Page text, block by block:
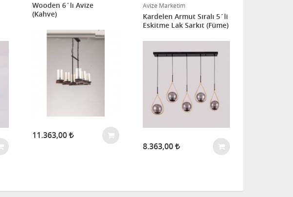
Wooden 6´lı Avize
(Kahve)
11.363,00
Avize Marketim
Kardelen Armut Sıralı 5´li
Eskitme Lak Sarkıt (Füme)
8.363,00